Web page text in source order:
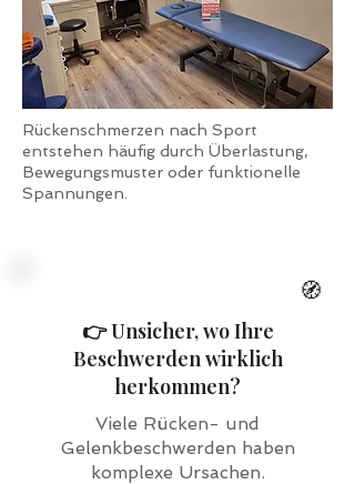
Rückenschmerzen nach Sport
entstehen häufig durch Überlastung,
Bewegungsmuster oder funktionelle
Spannungen.
🧭
👉 Unsicher, wo Ihre
Beschwerden wirklich
herkommen?
Viele Rücken- und
Gelenkbeschwerden haben
komplexe Ursachen.